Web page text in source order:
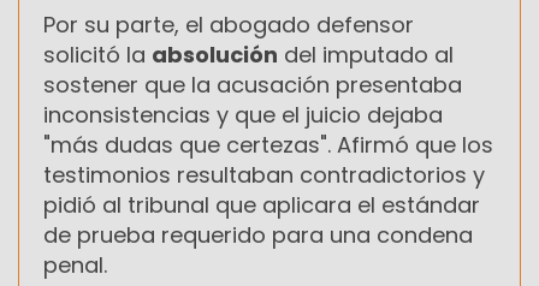
Por su parte, el abogado defensor
solicitó la absolución del imputado al
sostener que la acusación presentaba
inconsistencias y que el juicio dejaba
"más dudas que certezas". Afirmó que los
testimonios resultaban contradictorios y
pidió al tribunal que aplicara el estándar
de prueba requerido para una condena
penal.